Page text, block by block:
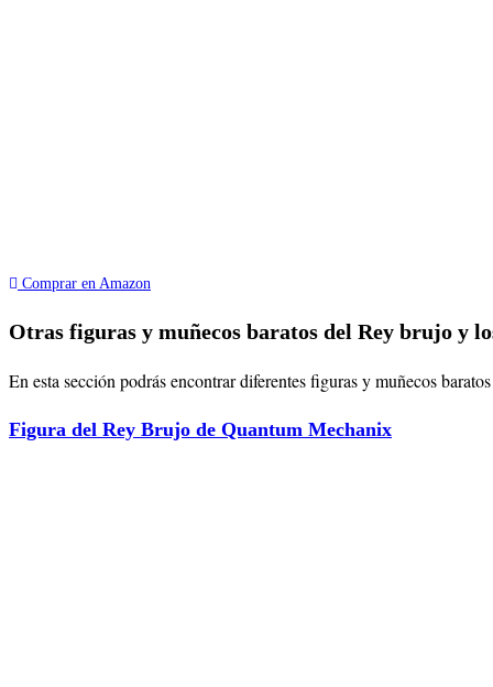
Comprar en Amazon
Otras figuras y muñecos baratos del Rey brujo y
En esta sección podrás encontrar diferentes figuras y muñecos
Figura del Rey Brujo de Quantum Mechanix